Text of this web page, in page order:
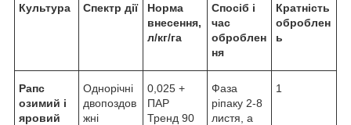
Культура Спектр дії
Норма
внесення,
л/кг/га
Спосіб і
час
оброблен
ня
Кратність
оброблен
ь
Рапс
озимий і
яровий
Однорічні
двопоздов
жні
0,025 +
ПАР
Тренд 90
Фаза
ріпаку 2-8
листя, а
1